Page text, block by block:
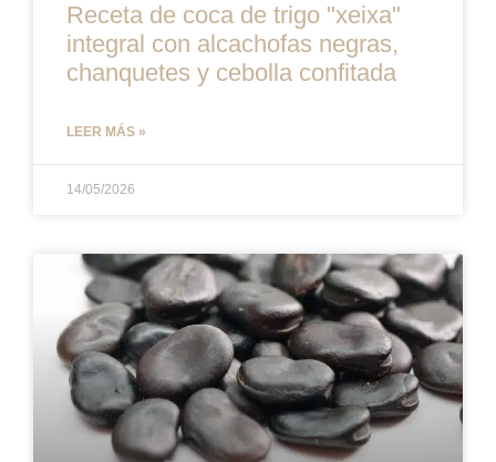
Receta de coca de trigo "xeixa"
integral con alcachofas negras,
chanquetes y cebolla confitada
LEER MÁS »
14/05/2026